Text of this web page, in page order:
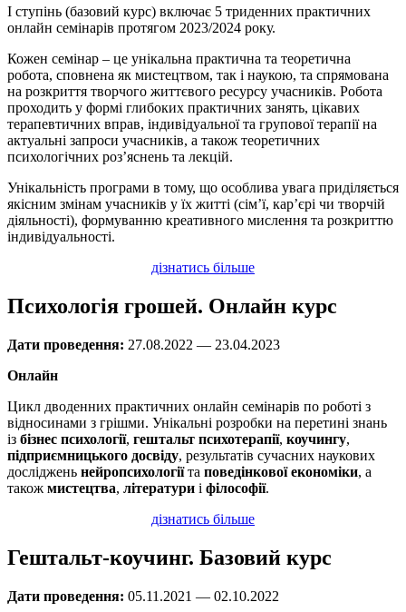
I ступінь (базовий курс) включає 5 триденних практичних
онлайн семінарів протягом 2023/2024 року.
Кожен семінар – це унікальна практична та теоретична
робота, сповнена як мистецтвом, так і наукою, та спрямована
на розкриття творчого життєвого ресурсу учасників. Робота
проходить у формі глибоких практичних занять, цікавих
терапевтичних вправ, індивідуальної та групової терапії на
актуальні запроси учасників, а також теоретичних
психологічних роз’яснень та лекцій.
Унікальність програми в тому, що особлива увага приділяється
якісним змінам учасників у їх житті (сім’ї, кар’єрі чи творчій
діяльності), формуванню креативного мислення та розкриттю
індивідуальності.
дізнатись більше
Психологія грошей. Онлайн курс
Дати проведення: 27.08.2022 — 23.04.2023
Онлайн
Цикл дводенних практичних онлайн семінарів по роботі з
відносинами з грішми. Унікальні розробки на перетині знань
із бізнес психології, гештальт психотерапії, коучингу,
підприємницького досвіду, результатів сучасних наукових
досліджень нейропсихологіїта поведінкової економіки, а
також мистецтва, літератури і філософії.
дізнатись більше
Гештальт-коучинг. Базовий курс
Дати проведення: 05.11.2021 — 02.10.2022